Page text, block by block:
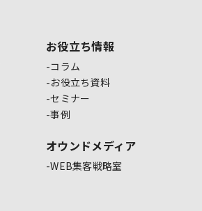
お役立ち情報
コラム
お役立ち資料
セミナー
事例
オウンドメディア
WEB集客戦略室